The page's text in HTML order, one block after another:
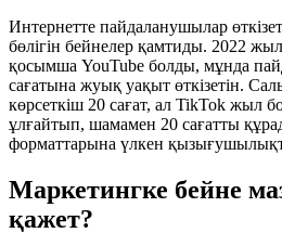
Интернетте пайдаланушылар
бөлігін бейнелер қамтиды. 2022
қосымша YouTube болды, мұнда
сағатына жуық уақыт өткізетін.
көрсеткіш 20 сағат, ал TikTok жыл
ұлғайтып, шамамен 20 сағатты
форматтарына үлкен
Маркетингке бейне
қажет?